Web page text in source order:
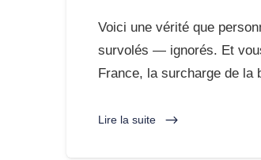
Voici une vérité que
survolés — ignorés. Et
France, la surcharge de la
Lire la suite